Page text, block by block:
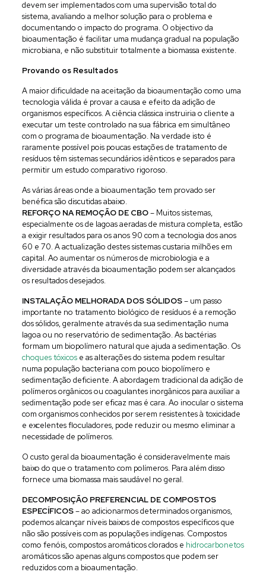
devem ser implementados com uma supervisão total do
sistema, avaliando a melhor solução para o problema e
documentando o impacto do programa. O objectivo da
bioaumentação é facilitar uma mudança gradual na população
microbiana, e não substituir totalmente a biomassa existente.
Provando os Resultados
A maior dificuldade na aceitação da bioaumentação como uma
tecnologia válida é provar a causa e efeito da adição de
organismos específicos. A ciência clássica instruiria o cliente a
executar um teste controlado na sua fábrica em simultâneo
com o programa de bioaumentação. Na verdade isto é
raramente possível pois poucas estações de tratamento de
resíduos têm sistemas secundários idênticos e separados para
permitir um estudo comparativo rigoroso.
As várias áreas onde a bioaumentação tem provado ser
benéfica são discutidas abaixo.
REFORÇO NA REMOÇÃO DE CBO– Muitos sistemas,
especialmente os de lagoas aeradas de mistura completa, estão
a exigir resultados para os anos 90 com a tecnologia dos anos
60 e 70. A actualização destes sistemas custaria milhões em
capital. Ao aumentar os números de microbiologia e a
diversidade através da bioaumentação podem ser alcançados
os resultados desejados.
INSTALAÇÃO MELHORADA DOS SÓLIDOS– um passo
importante no tratamento biológico de resíduos é a remoção
dos sólidos, geralmente através da sua sedimentação numa
lagoa ou no reservatório de sedimentação. As bactérias
formam um biopolímero natural que ajuda a sedimentação. Os
choques tóxicose as alterações do sistema podem resultar
numa população bacteriana com pouco biopolímero e
sedimentação deficiente. A abordagem tradicional da adição de
polímeros orgânicos ou coagulantes inorgânicos para auxiliar a
sedimentação pode ser eficaz mas é cara. Ao inocular o sistema
com organismos conhecidos por serem resistentes à toxicidade
e excelentes floculadores, pode reduzir ou mesmo eliminar a
necessidade de polímeros.
O custo geral da bioaumentação é consideravelmente mais
baixo do que o tratamento com polímeros. Para além disso
fornece uma biomassa mais saudável no geral.
DECOMPOSIÇÃO PREFERENCIAL DE COMPOSTOS
ESPECÍFICOS– ao adicionarmos determinados organismos,
podemos alcançar níveis baixos de compostos específicos que
não são possíveis com as populações indígenas. Compostos
como fenóis, compostos aromáticos clorados e hidrocarbonetos
aromáticos são apenas alguns compostos que podem ser
reduzidos com a bioaumentação.